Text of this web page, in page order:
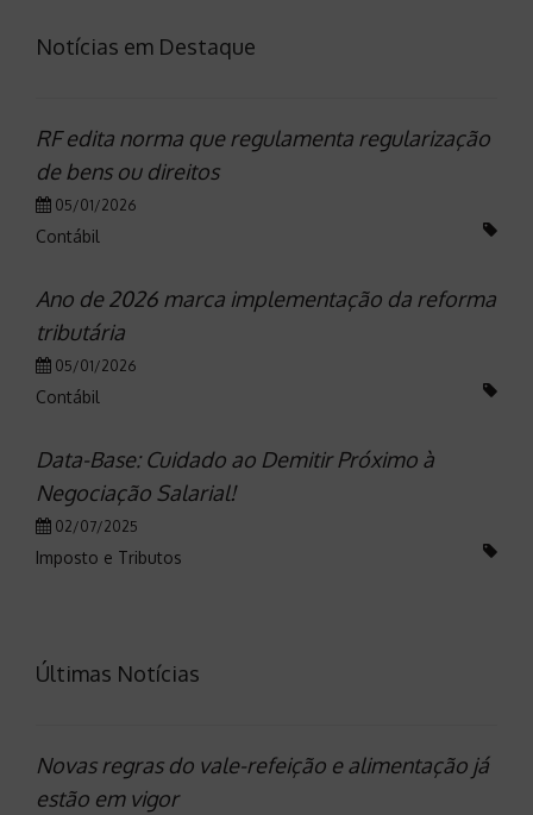
Notícias em Destaque
RF edita norma que regulamenta regularização
de bens ou direitos
05/01/2026
Contábil
Ano de 2026 marca implementação da reforma
tributária
05/01/2026
Contábil
Data-Base: Cuidado ao Demitir Próximo à
Negociação Salarial!
02/07/2025
Imposto e Tributos
Últimas Notícias
Novas regras do vale-refeição e alimentação já
estão em vigor